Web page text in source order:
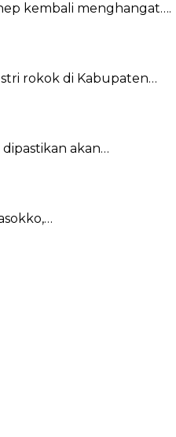
kembali menghangat….
rokok di Kabupaten…
dipastikan akan…